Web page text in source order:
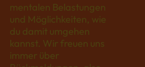
mentalen Belastungen
und Möglichkeiten, wie
du damit umgehen
kannst. Wir freuen uns
immer über